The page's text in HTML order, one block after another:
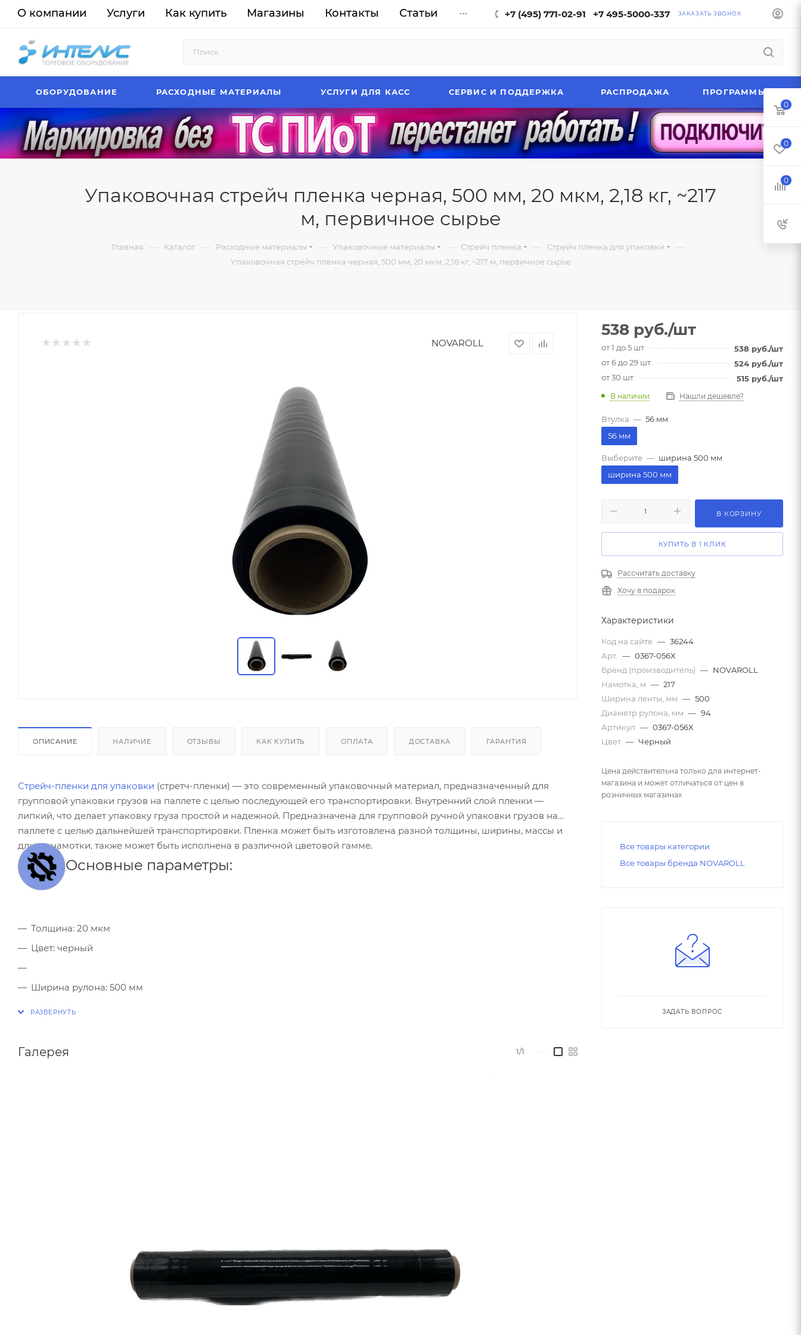
О компании Услуги Как купить Магазины Контакты Статьи ... +7 (495) 771-02-91 +7 495-5000-337 ЗАКАЗАТЬ ЗВОНОК
ОБОРУДОВАНИЕ РАСХОДНЫЕ МАТЕРИАЛЫ УСЛУГИ ДЛЯ КАСС СЕРВИС И ПОДДЕРЖКА РАСПРОДАЖА ПРОГРАММЫ
Упаковочная стрейч пленка черная, 500 мм, 20 мкм, 2,18 кг, ~217
м, первичное сырье
Главная — Каталог — Расходные материалы — Упаковочные материалы — Стрейч пленка — Стрейч пленка для упаковки —
Упаковочная стрейч пленка черная, 500 мм, 20 мкм, 2,18 кг, ~217 м, первичное сырье
NOVAROLL
ОПИСАНИЕ НАЛИЧИЕ ОТЗЫВЫ КАК КУПИТЬ ОПЛАТА ДОСТАВКА ГАРАНТИЯ
Стрейч-пленки для упаковки (стретч-пленки) — это современный упаковочный материал, предназначенный для
групповой упаковки грузов на паллете с целью последующей его транспортировки. Внутренний слой пленки —
липкий, что делает упаковку груза простой и надежной. Предназначена для групповой ручной упаковки грузов на
паллете с целью дальнейшей транспортировки. Пленка может быть изготовлена разной толщины, ширины, массы и
длины намотки, также может быть исполнена в различной цветовой гамме.
Основные параметры:
Толщина: 20 мкм
Цвет: черный
Ширина рулона: 500 мм
Галерея 1/1
538 руб./шт
от 1 до 5 шт 538 руб./шт
от 6 до 29 шт
524 руб./шт
от 30 шт
515 руб./шт
В наличии Нашли дешевле?
Втулка — 56 мм
56 мм
Выберите — ширина 500 мм
ширина 500 мм
В КОРЗИНУ
КУПИТЬ В 1 КЛИК
Рассчитать доставку
Хочу в подарок
Характеристики
Код на сайте — 36244
Арт.
— 0367-056X
Бренд (производитель) — NOVAROLL
Намотка, м — 217
Ширина ленты, мм — 500
Диаметр рулона, мм — 94
Артикул — 0367-056X
Цвет — Черный
Цена действительна только для интернет-
магазина и может отличаться от цен в
розничных магазинах
Все товары категории
Все товары бренда NOVAROLL
ЗАДАТЬ ВОПРОС
0
0
0